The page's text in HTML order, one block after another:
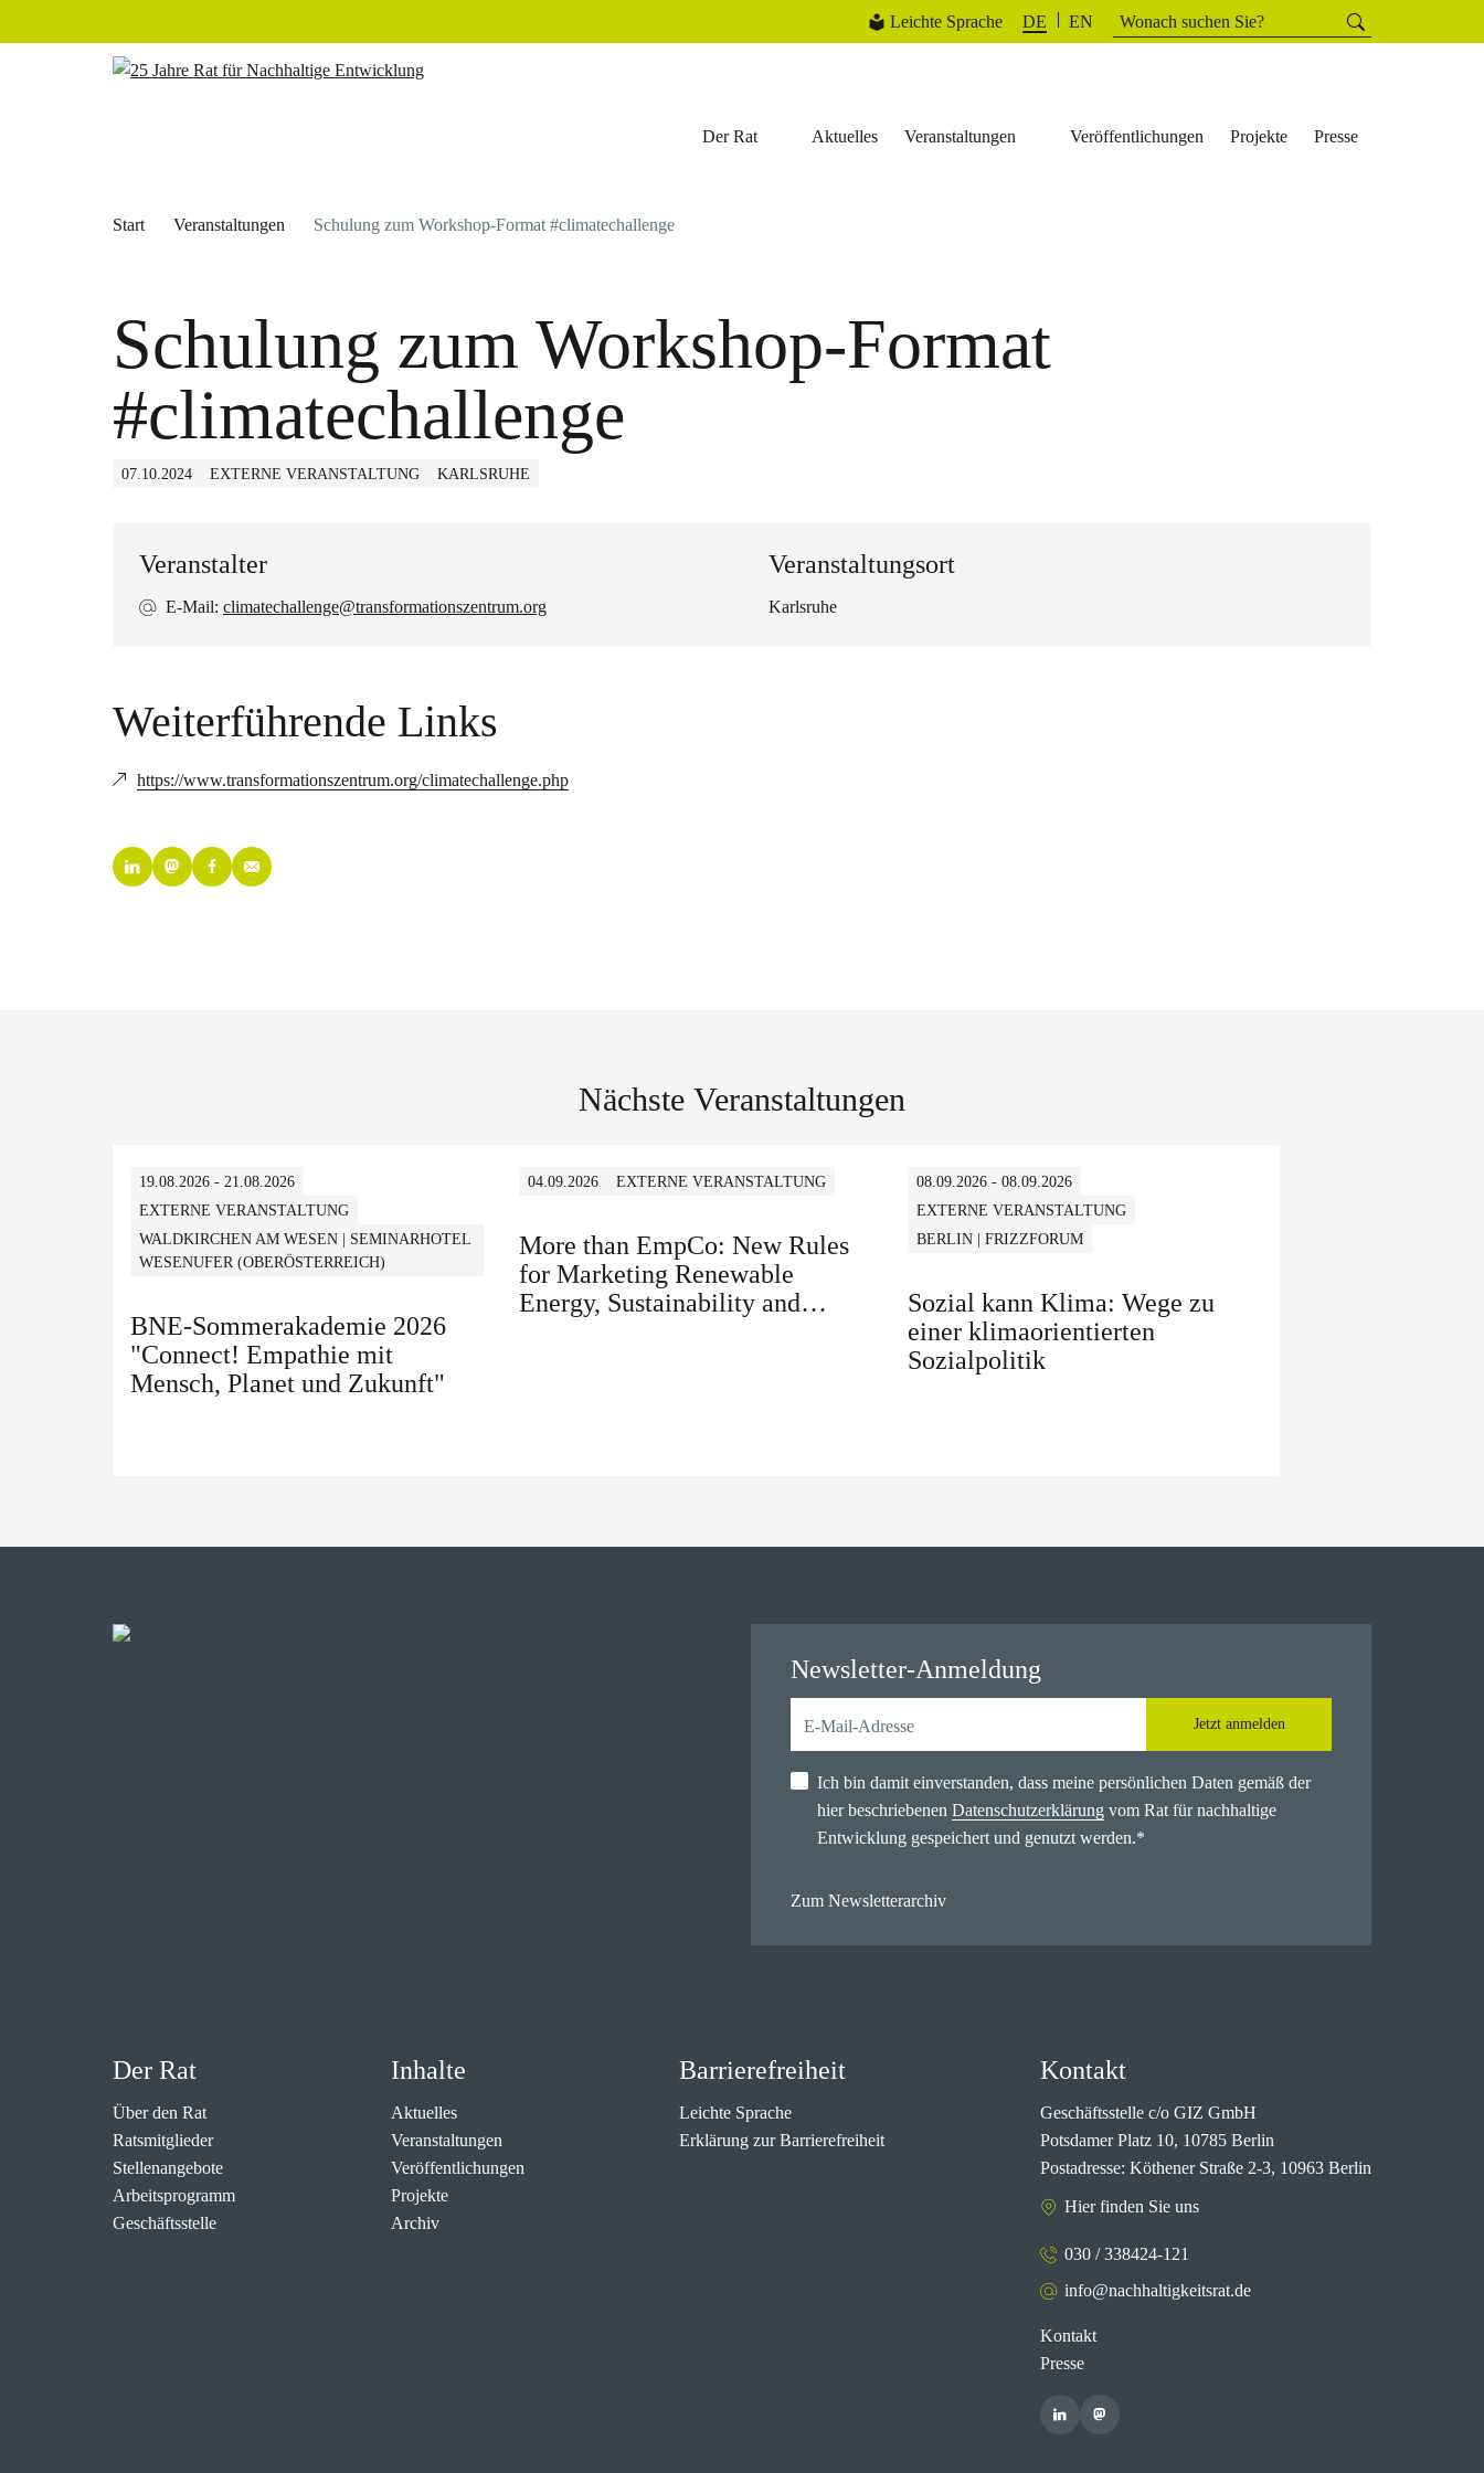
Suchen
nach:
Suchen
DE EN
Leichte Sprache
Der Rat Aktuelles Veranstaltungen Veröffentlichungen Projekte Presse
Start Veranstaltungen Schulung zum Workshop-Format #climatechallenge
Schulung zum Workshop-Format
#climatechallenge
07.10.2024 EXTERNE VERANSTALTUNG KARLSRUHE
Veranstalter
E-Mail: climatechallenge@transformationszentrum.org
Veranstaltungsort
Karlsruhe
Weiterführende Links
https://www.transformationszentrum.org/climatechallenge.php
Nächste Veranstaltungen
19.08.2026 - 21.08.2026
EXTERNE VERANSTALTUNG
WALDKIRCHEN AM WESEN | SEMINARHOTEL
WESENUFER (OBERÖSTERREICH)
BNE-Sommerakademie 2026
"Connect! Empathie mit
Mensch, Planet und Zukunft"
04.09.2026 EXTERNE VERANSTALTUNG
More than EmpCo: New Rules
for Marketing Renewable
Energy, Sustainability and
08.09.2026 - 08.09.2026
EXTERNE VERANSTALTUNG
BERLIN | FRIZZFORUM
Sozial kann Klima: Wege zu
einer klimaorientierten
Sozialpolitik
Newsletter-Anmeldung
Jetzt anmelden
Ich bin damit einverstanden, dass meine persönlichen Daten gemäß der
hier beschriebenen Datenschutzerklärung vom Rat für nachhaltige
Entwicklung gespeichert und genutzt werden.*
Zum Newsletterarchiv
Der Rat
Über den Rat
Ratsmitglieder
Stellenangebote
Arbeitsprogramm
Geschäftsstelle
Inhalte
Aktuelles
Veranstaltungen
Veröffentlichungen
Projekte
Archiv
Barrierefreiheit
Leichte Sprache
Erklärung zur Barrierefreiheit
Kontakt
Geschäftsstelle c/o GIZ GmbH
Potsdamer Platz 10, 10785 Berlin
Postadresse: Köthener Straße 2-3, 10963 Berlin
Hier finden Sie uns
030 / 338424-121
info@nachhaltigkeitsrat.de
Kontakt
Presse